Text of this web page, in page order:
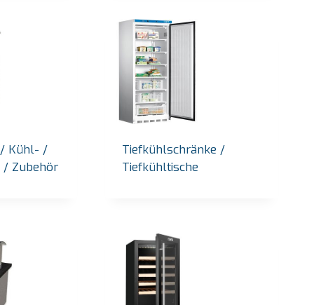
Kühl- /
Zubehör
Tiefkühlschränke /
Tiefkühltische